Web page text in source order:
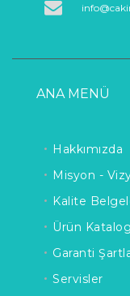
ANA MENÜ
Hakkımızda
Misyon -
Kalite
Ürün
Garanti
Servisler